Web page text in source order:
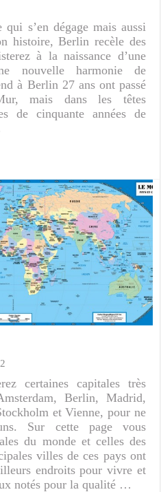
qui s’en dégage mais aussi
histoire, Berlin recèle des
à la naissance d’une
nouvelle harmonie de
à Berlin 27 ans ont passé
mais dans les têtes
de cinquante années de
certaines capitales très
Berlin, Madrid,
et Vienne, pour ne
Sur cette page vous
du monde et celles des
villes de ces pays ont
endroits pour vivre et
notés pour la qualité …